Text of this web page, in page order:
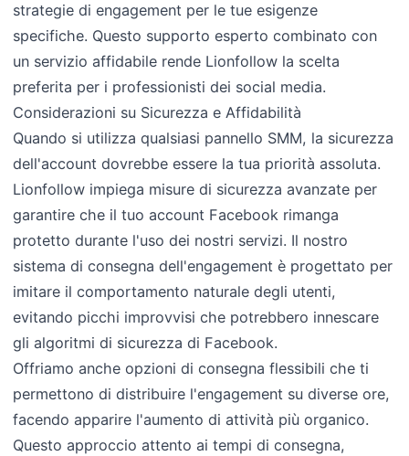
strategie di engagement per le tue esigenze
specifiche. Questo supporto esperto combinato con
un servizio affidabile rende Lionfollow la scelta
preferita per i professionisti dei social media.
Considerazioni su Sicurezza e Affidabilità
Quando si utilizza qualsiasi pannello SMM, la sicurezza
dell'account dovrebbe essere la tua priorità assoluta.
Lionfollow impiega misure di sicurezza avanzate per
garantire che il tuo account Facebook rimanga
protetto durante l'uso dei nostri servizi. Il nostro
sistema di consegna dell'engagement è progettato per
imitare il comportamento naturale degli utenti,
evitando picchi improvvisi che potrebbero innescare
gli algoritmi di sicurezza di Facebook.
Offriamo anche opzioni di consegna flessibili che ti
permettono di distribuire l'engagement su diverse ore,
facendo apparire l'aumento di attività più organico.
Questo approccio attento ai tempi di consegna,